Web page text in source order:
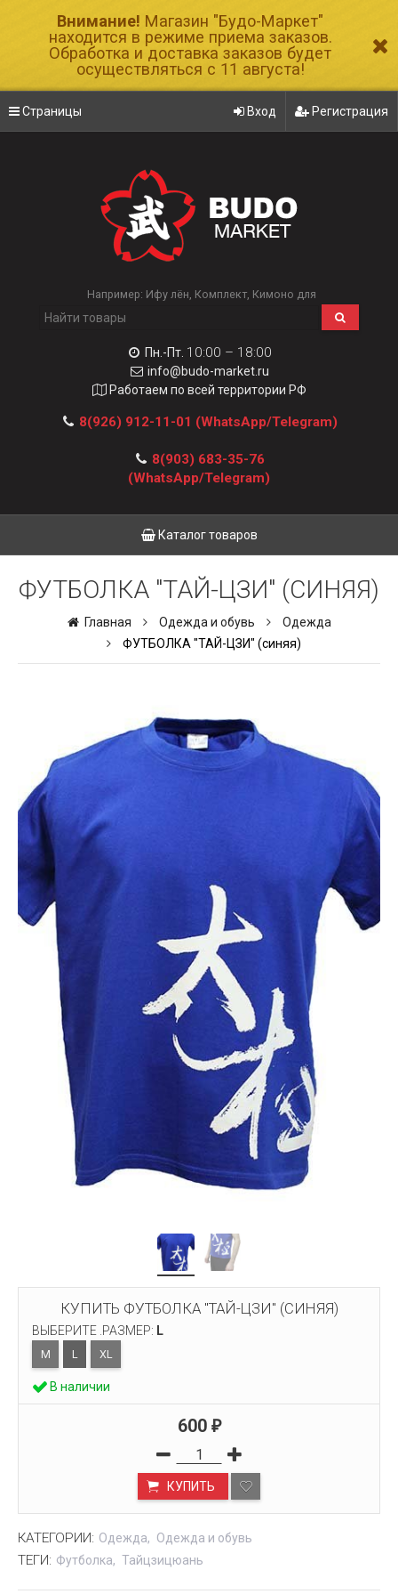
Внимание! Магазин "Будо-Маркет"
находится в режиме приема заказов.
Обработка и доставка заказов будет
осуществляться с 11 августа!
Страницы Вход Регистрация
Например: Ифу лён Комплект Кимоно для
Пн.-Пт. 10:00 – 18:00
info@budo-market.ru
Работаем по всей территории РФ
8(926) 912-11-01 (WhatsApp/Telegram)
8(903) 683-35-76
(WhatsApp/Telegram)
Каталог товаров
ФУТБОЛКА "ТАЙ-ЦЗИ" (СИНЯЯ)
Главная Одежда и обувь
Одежда
ФУТБОЛКА "ТАЙ-ЦЗИ" (синяя)
КУПИТЬ ФУТБОЛКА "ТАЙ-ЦЗИ" (СИНЯЯ)
ВЫБЕРИТЕ .РАЗМЕР: L
M L XL
В наличии
600 ₽
КУПИТЬ
КАТЕГОРИИ: Одежда Одежда и обувь
ТЕГИ: Футболка Тайцзицюань